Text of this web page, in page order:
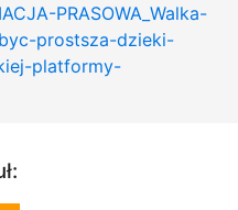
PRASOWA_Walka-
prostsza-dzieki-
platformy-